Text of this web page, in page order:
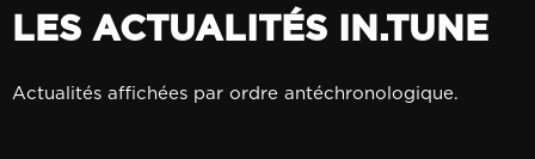
LES ACTUALITÉS IN.TUNE
Actualités affichées par ordre antéchronologique.